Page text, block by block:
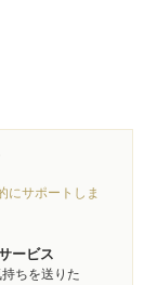
にサポートしま
ービス
ちを送りた